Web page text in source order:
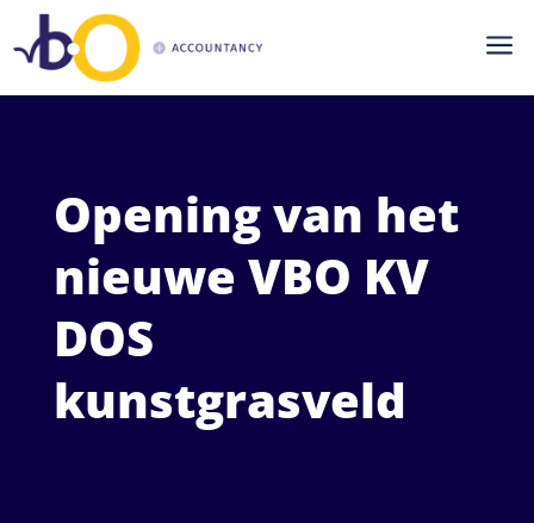
a
Opening van het
nieuwe VBO KV
DOS
kunstgrasveld